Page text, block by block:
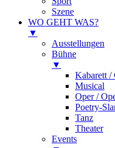
Szene
WO GEHT WAS?
▼
Ausstellungen
Bühne
▼
Kabarett /
Musical
Oper /
Poetry-
Tanz
Theater
Events